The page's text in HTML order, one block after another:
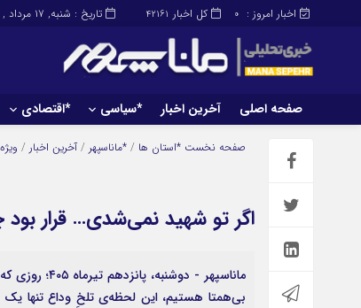
کل اخبار 42161 اخبار امروز : 0 تاریخ : شنبه, ۱۷ مرداد , ۱۴۰۵
صفحه اصلی آخرین اخبار *سیاسی *اقتصادی
صفحه اصلی آخرین اخبار صفحه نخست *استان ها / *ماناسپهر / آخرین اخبار /
اگر تو شهید نمی‌شدی… قرار
ماناسپهر -
بی‌همتا هستیم، این لحظه‌ی تلخِ وداع تنها